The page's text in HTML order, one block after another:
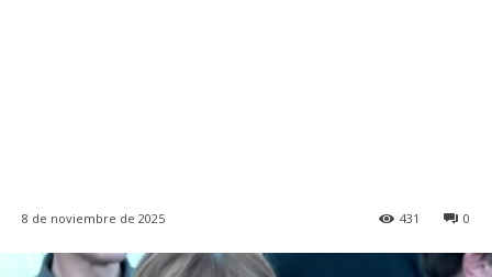
8 de noviembre de 2025 0
431